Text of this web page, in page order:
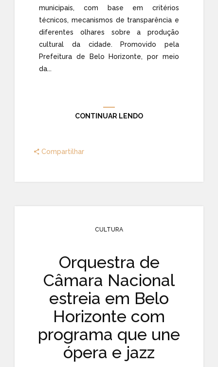
municipais, com base em critérios
técnicos, mecanismos de transparência e
diferentes olhares sobre a produção
cultural da cidade. Promovido pela
Prefeitura de Belo Horizonte, por meio
da...
CONTINUAR LENDO
Compartilhar
CULTURA
Orquestra de
Câmara Nacional
estreia em Belo
Horizonte com
programa que une
ópera e jazz